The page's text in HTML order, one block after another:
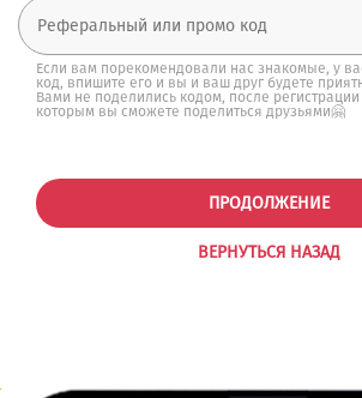
Если вам порекомендовали нас знакомые, у
код, впишите его и вы и ваш друг будете
Вами не поделились кодом, после регистрации
которым вы сможете поделиться друзьями🤗
ВЕРНУТЬСЯ НАЗАД
ПРОДОЛЖЕНИЕ